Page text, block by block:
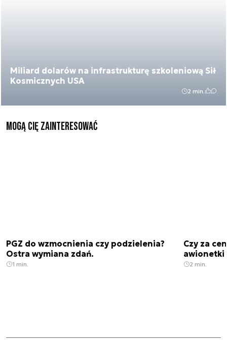
Miliard dolarów na infrastrukturę szkoleniową Sił
Kosmicznych USA
2 min.
Mogą Cię zainteresować
PGZ do wzmocnienia czy podzielenia?
Ostra wymiana zdań.
1 min.
Czy za
awionetki
2 min.